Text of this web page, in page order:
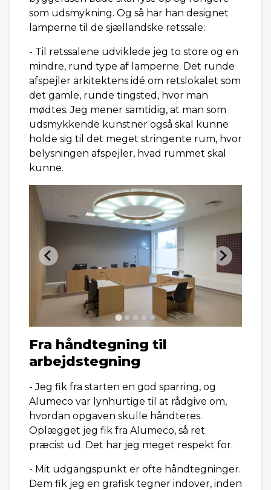
som udsmykning. Og så har han designet
lamperne til de sjællandske retssale:
- Til retssalene udviklede jeg to store og en
mindre, rund type af lamperne. Det runde
afspejler arkitektens idé om retslokalet som
det gamle, runde tingsted, hvor man
mødtes. Jeg mener samtidig, at man som
udsmykkende kunstner også skal kunne
holde sig til det meget stringente rum, hvor
belysningen afspejler, hvad rummet skal
kunne.
Fra håndtegning til
arbejdstegning
- Jeg fik fra starten en god sparring, og
Alumeco var lynhurtige til at rådgive om,
hvordan opgaven skulle håndteres.
Oplægget jeg fik fra Alumeco, så ret
præcist ud. Det har jeg meget respekt for.
- Mit udgangspunkt er ofte håndtegninger.
Dem fik jeg en grafisk tegner indover, inden